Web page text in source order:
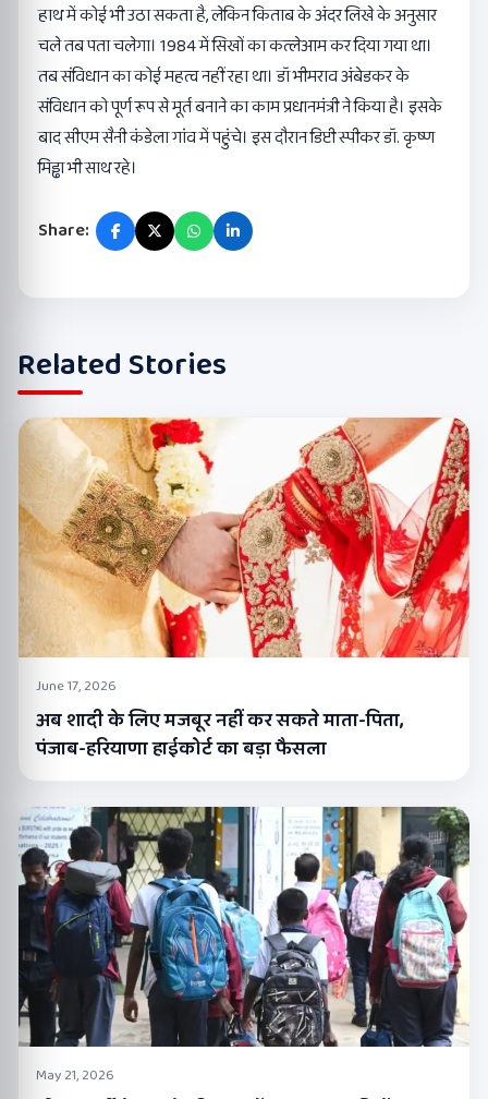
हाथ में कोई भी उठा सकता है, लेकिन किताब के अंदर लिखे के अनुसार
चले तब पता चलेगा। 1984 में सिखों का कत्लेआम कर दिया गया था।
तब संविधान का कोई महत्व नहीं रहा था। डॉ भीमराव अंबेडकर के
संविधान को पूर्ण रूप से मूर्त बनाने का काम प्रधानमंत्री ने किया है। इसके
बाद सीएम सैनी कंडेला गांव में पहुंचे। इस दौरान डिप्टी स्पीकर डॉ. कृष्ण
मिड्ढा भी साथ रहे।
Share:
Related Stories
June 17, 2026
अब शादी के लिए मजबूर नहीं कर सकते माता-पिता,
पंजाब-हरियाणा हाईकोर्ट का बड़ा फैसला
May 21, 2026